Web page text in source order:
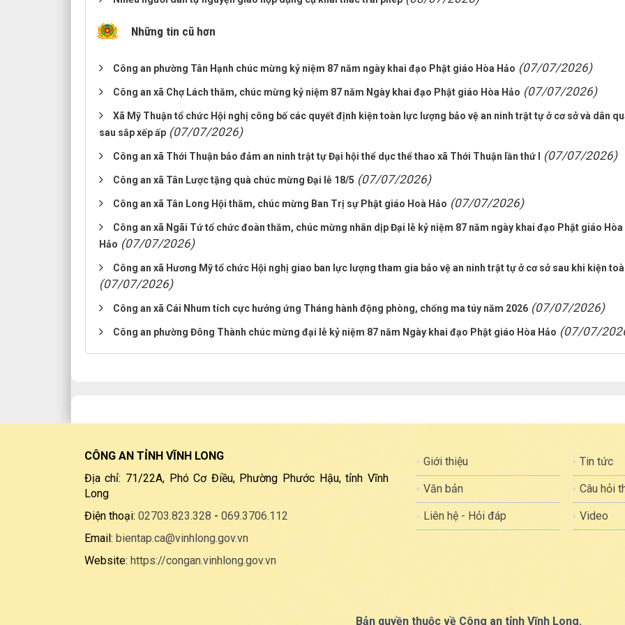
Những tin cũ hơn
Công an phường Tân Hạnh chúc mừng kỷ niệm 87 năm ngày khai đạo Phật giáo Hòa Hảo (07/07/2026)
Công an xã Chợ Lách thăm, chúc mừng kỷ niệm 87 năm Ngày khai đạo Phật giáo Hòa Hảo (07/07/2026)
Xã Mỹ Thuận tổ chức Hội nghị công bố các quyết định kiện toàn lực lượng bảo vệ an ninh trật tự ở cơ sở và dân
sau sắp xếp ấp (07/07/2026)
Công an xã Thới Thuận bảo đảm an ninh trật tự Đại hội thể dục thể thao xã Thới Thuận lần thứ I (07/07/2026)
Công an xã Tân Lược tặng quà chúc mừng Đại lễ 18/5 (07/07/2026)
Công an xã Tân Long Hội thăm, chúc mừng Ban Trị sự Phật giáo Hoà Hảo (07/07/2026)
Công an xã Ngãi Tứ tổ chức đoàn thăm, chúc mừng nhân dịp Đại lễ kỷ niệm 87 năm ngày khai đạo Phật giáo Hòa
Hảo (07/07/2026)
Công an xã Hương Mỹ tổ chức Hội nghị giao ban lực lượng tham gia bảo vệ an ninh trật tự ở cơ sở sau khi kiện
(07/07/2026)
Công an xã Cái Nhum tích cực hưởng ứng Tháng hành động phòng, chống ma túy năm 2026 (07/07/2026)
Công an phường Đông Thành chúc mừng đại lễ kỷ niệm 87 năm Ngày khai đạo Phật giáo Hòa Hảo (07/07/
CÔNG AN TỈNH VĨNH LONG
Địa chỉ: 71/22A, Phó Cơ Điều, Phường Phước Hậu, tỉnh Vĩnh
Long
Điện thoại: 02703.823.328 - 069.3706.112
Email: bientap.ca@vinhlong.gov.vn
Website: https://congan.vinhlong.gov.vn
Giới thiệu Tin tức
Văn bản Câu hỏi
Liên hệ - Hỏi đáp Video
Bản quyền thuộc về Công an tỉnh Vĩnh Long.